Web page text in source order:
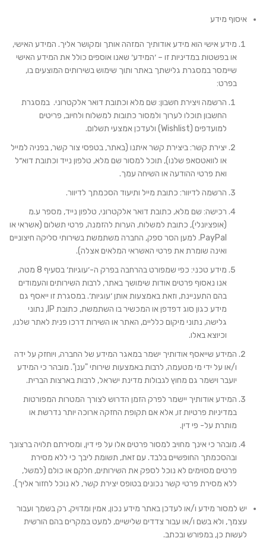
איסוף מידע
מידע אישי הוא מידע אודותיך המזהה אותך ומקושר אליך. המידע האישי,
או בפשטות במדיניות זו – ׳המידע׳ שאנו אוספים כולל את המידע האישי
שיימסר במסגרת גלישתך באתר ותוך שימוש בשירותים המוצעים בו,
בפרט:
הרשמה ויצירת חשבון: שם מלא וכתובת דואר אלקטרוני. במסגרת
החשבון תוכלו לערוך ולמסור כתובות למשלוח ולחיוב, פריטים
למועדפים (Wishlist) ולעדכן אמצעי תשלום.
יצירת קשר: ביצירת קשר איתנו (באתר, בטפסי צור קשר, בפניה למייל
או לוואטסאפ שלנו), תוכל למסור שם מלא, טלפון נייד וכתובת דוא״ל
ואת פרטי ההודעה או השיחה עמך.
הרשמה לדיוור: כתובת מייל ותיעוד הסכמתך לדיוור.
רכישה: שם מלא, כתובת דואר אלקטרוני, טלפון נייד, מספר ע.מ
(אופציונלי), כתובת למשלוח, הערות להזמנה, פרטי תשלום (אשראי או
PayPal. למען הסר ספק, החברה משתמשת בשירותי סליקה חיצוניים
ואינה שומרת את פרטי האשראי המלאים אצלה).
מידע טכני: כפי שמפורט בהרחבהבפרק ה-׳עוגיות׳ בסעיף 8 מטה
,
אנו נאסוף פרטים אודות שימושך באתר, לרבות השירותים והעמודים
בהם התעניינת, וזאת באמצעות אותן ׳עוגיות׳. במסגרת זו ייאסף גם
מידע כגון סוג דפדפן או המכשיר בו השתמשת, כתובת IP, נתוני
גלישה, נתוני מיקום כלליים, האתר או השירות דרכו פנית לאתר שלנו,
וכיוצא באלו.
המידע שייאסף אודותיך ישמר במאגר המידע של החברה, ויוחזק על ידה
ו/או על ידי מי מטעמה, לרבות באמצעות שירותי "ענן". מובהר כי המידע
יועבר וישמר גם מחוץ לגבולות מדינת ישראל, לרבות בארצות הברית.
המידע אודותיך יישמר לפרק הזמן הדרוש לצורך המטרות המפורטות
במדיניות פרטיות זו, אלא אם תקופת החזקה ארוכה יותר נדרשת או
מותרת על- פי דין.
מובהר כי אינך מחויב למסור פרטים אלו על פי דין, ומסירתם תלויה ברצונך
ובהסכמתך החופשיים בלבד. עם זאת, תשומת ליבך כי ללא מסירת
פרטים מסוימים לא נוכל לספק את השירותים, חלקם או כולם (למשל,
ללא מסירת פרטי קשר נכונים בטופס יצירת קשר, לא נוכל לחזור אליך).
יש למסור מידע ו/או לעדכן באתר מידע נכון, אמין ומדויק, רק בשמך ועבור
עצמך, ולא בשם ו/או עבור צדדים שלישיים, למעט במקרים בהם הורשית
לעשות כן, במפורש ובכתב.